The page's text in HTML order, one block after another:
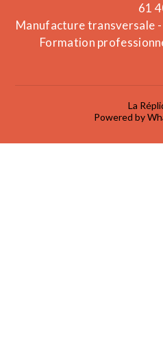
61
Manufacture transversale -
Formation
La
Powered by